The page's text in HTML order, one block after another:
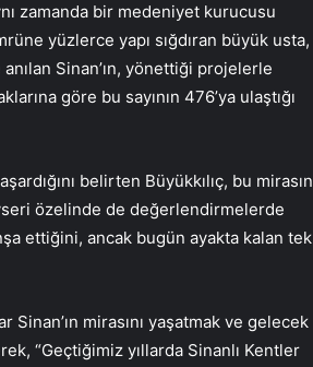
zamanda bir medeniyet kurucusu
yüzlerce yapı sığdıran büyük usta,
Sinan’ın, yönettiği projelerle
göre bu sayının 476’ya ulaştığı
belirten Büyükkılıç, bu mirasın
özelinde de değerlendirmelerde
ettiğini, ancak bugün ayakta kalan tek
mirasını yaşatmak ve gelecek
“Geçtiğimiz yıllarda Sinanlı Kentler